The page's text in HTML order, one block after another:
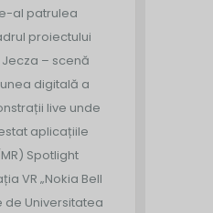
al patrulea
proiectului
Jecza – scenă
digitală a
live unde
aplicațiile
Spotlight
VR „Nokia Bell
de Universitatea